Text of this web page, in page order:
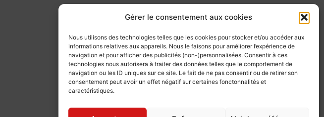
Gérer le consentement aux cookies
Nous utilisons des technologies telles que les cookies pour stocker et/ou accéder aux
informations relatives aux appareils. Nous le faisons pour améliorer l’expérience de
navigation et pour afficher des publicités (non-)personnalisées. Consentir à ces
technologies nous autorisera à traiter des données telles que le comportement de
navigation ou les ID uniques sur ce site. Le fait de ne pas consentir ou de retirer son
consentement peut avoir un effet négatif sur certaines fonctonnalités et
caractéristiques.
participatif, la Fondation de l'École
nationale des chartes a réuni les fonds
nécessaires pour acquérir une
exceptionnelle archive consacrée au
célèbre voleur de livres Guglielmo Libri.
Ce dossier inédit enrichit la connaissance